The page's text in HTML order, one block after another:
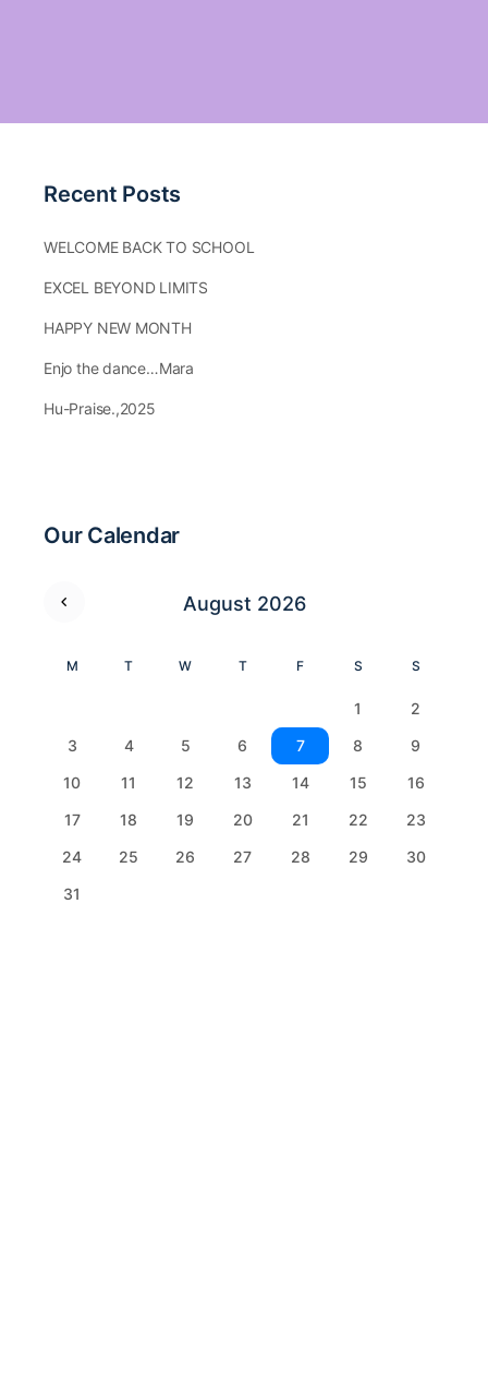
Recent Posts
WELCOME BACK TO SCHOOL
EXCEL BEYOND LIMITS
HAPPY NEW MONTH
Enjo the dance…Mara
Hu-Praise.,2025
Our Calendar
August 2026
M T W T F S S
1
2
3
4 5 6 7 8
9
10
11 12 13 14 15
16
17
18 19 20 21 22
23
24
25 26 27 28 29
30
31